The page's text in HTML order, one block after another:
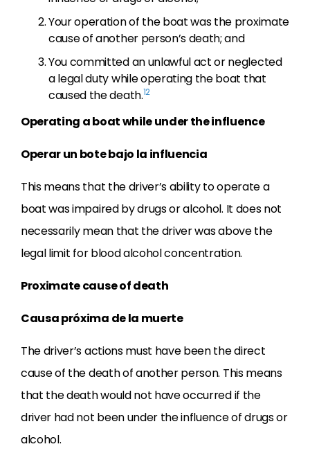
Your operation of the boat was the proximate
cause of another person’s death; and
You committed an unlawful act or neglected
a legal duty while operating the boat that
caused the death.12
Operating a boat while under the influence
Operar un bote bajo la influencia
This means that the driver’s ability to operate a
boat was impaired by drugs or alcohol. It does not
necessarily mean that the driver was above the
legal limit for blood alcohol concentration.
Proximate cause of death
Causa próxima de la muerte
The driver’s actions must have been the direct
cause of the death of another person. This means
that the death would not have occurred if the
driver had not been under the influence of drugs or
alcohol.